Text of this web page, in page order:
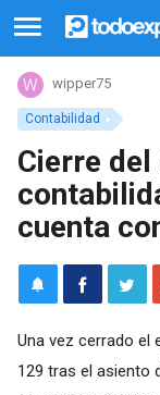
Contabilidad
wipper75
Cierre
cuenta
Una vez cerrado el
129 tras el asiento